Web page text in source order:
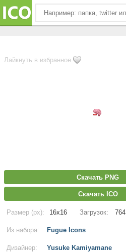
Лайкнуть в избранное
Скачать PNG
Скачать ICO
Размер (px): 16x16 Загрузок: 764
Из набора: Fugue Icons
Дизайнер: Yusuke Kamiyamane